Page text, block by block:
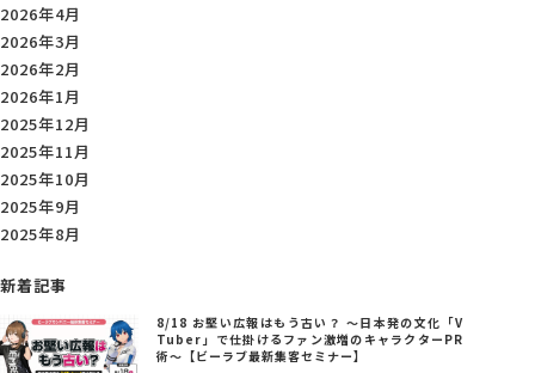
2026年4月
2026年3月
2026年2月
2026年1月
2025年12月
2025年11月
2025年10月
2025年9月
2025年8月
新着記事
8/18 お堅い広報はもう古い？ ～日本発の文化「V
Tuber」で仕掛けるファン激増のキャラクターPR
術～【ビーラブ最新集客セミナー】